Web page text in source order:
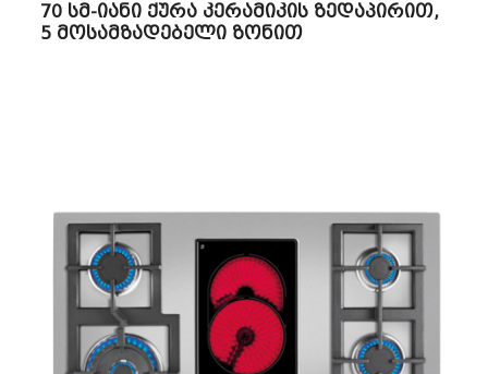
70 სმ-იანი ქურა კერამიკის ზედაპირით,
5 მოსამზადებელი ზონით